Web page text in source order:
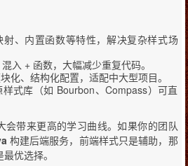
、内置函数等特性，解决复杂样式场
入 + 函数，大幅减少重复代码。
化、结构化配置，适配中大型项目。
式库（如 Bourbon、Compass）可直
会带来更高的学习曲线。如果你的团队
构建后端服务，前端样式只是辅助，那
优选择。